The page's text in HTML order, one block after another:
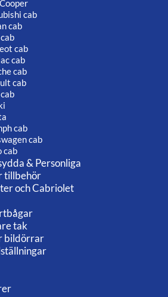
cab
cab
cab
cab
cab
cab
cab
cab
cab
& Personliga
tillbehör
och Cabriolet
tak
bildörrar